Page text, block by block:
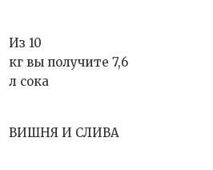
Из 10
кг вы получите 7,6
л сока
ВИШНЯ И СЛИВА